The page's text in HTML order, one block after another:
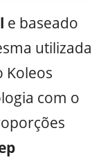
e baseado
utilizada
com o